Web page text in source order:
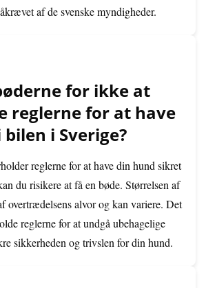
af de svenske myndigheder.
for ikke at
reglerne for at have
i Sverige?
reglerne for at have din hund sikret
du risikere at få en bøde. Størrelsen af
overtrædelsens alvor og kan variere. Det
reglerne for at undgå ubehagelige
sikkerheden og trivslen for din hund.